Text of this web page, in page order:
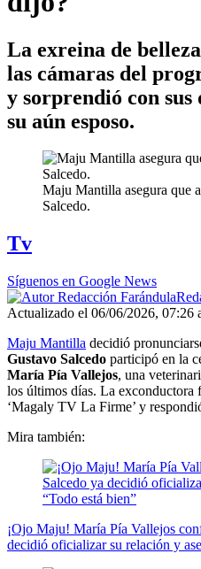
La exreina de
las cámaras del
y sorprendió con sus
su aún esposo.
Maju Mantilla asegura que
Salcedo.
Tv
Síguenos en Google News
Actualizado el 06/06/2026, 07:26
Maju Mantilla decidió
Gustavo Salcedo participó en la
María Pía Vallejos, una
los últimos días. La exconductora
‘Magaly TV La Firme’ y
Mira también:
¡Ojo Maju! María Pía Vallejos
decidió oficializar su relación y